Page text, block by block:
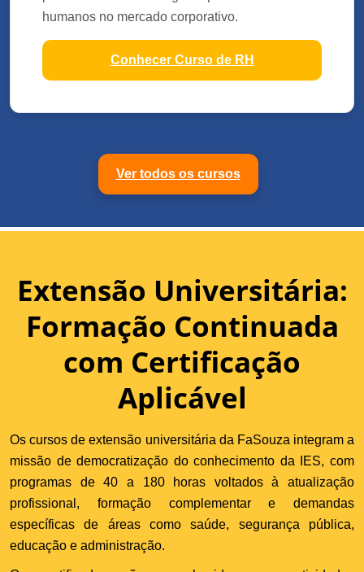
humanos no mercado corporativo.
Conhecer Curso de RH
Ver todos os cursos
Extensão Universitária:
Formação Continuada
com Certificação
Aplicável
Os cursos de extensão universitária da FaSouza integram a
missão de democratização do conhecimento da IES, com
programas de 40 a 180 horas voltados à atualização
profissional, formação complementar e demandas
específicas de áreas como saúde, segurança pública,
educação e administração.